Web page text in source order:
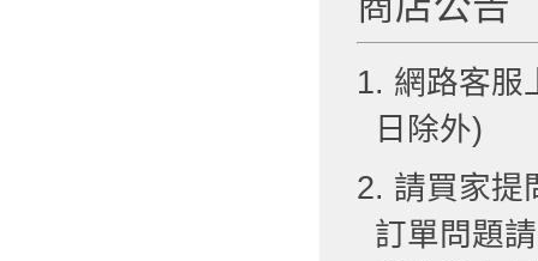
1. 網路客服
日除外)
2. 請買家提
訂單問題